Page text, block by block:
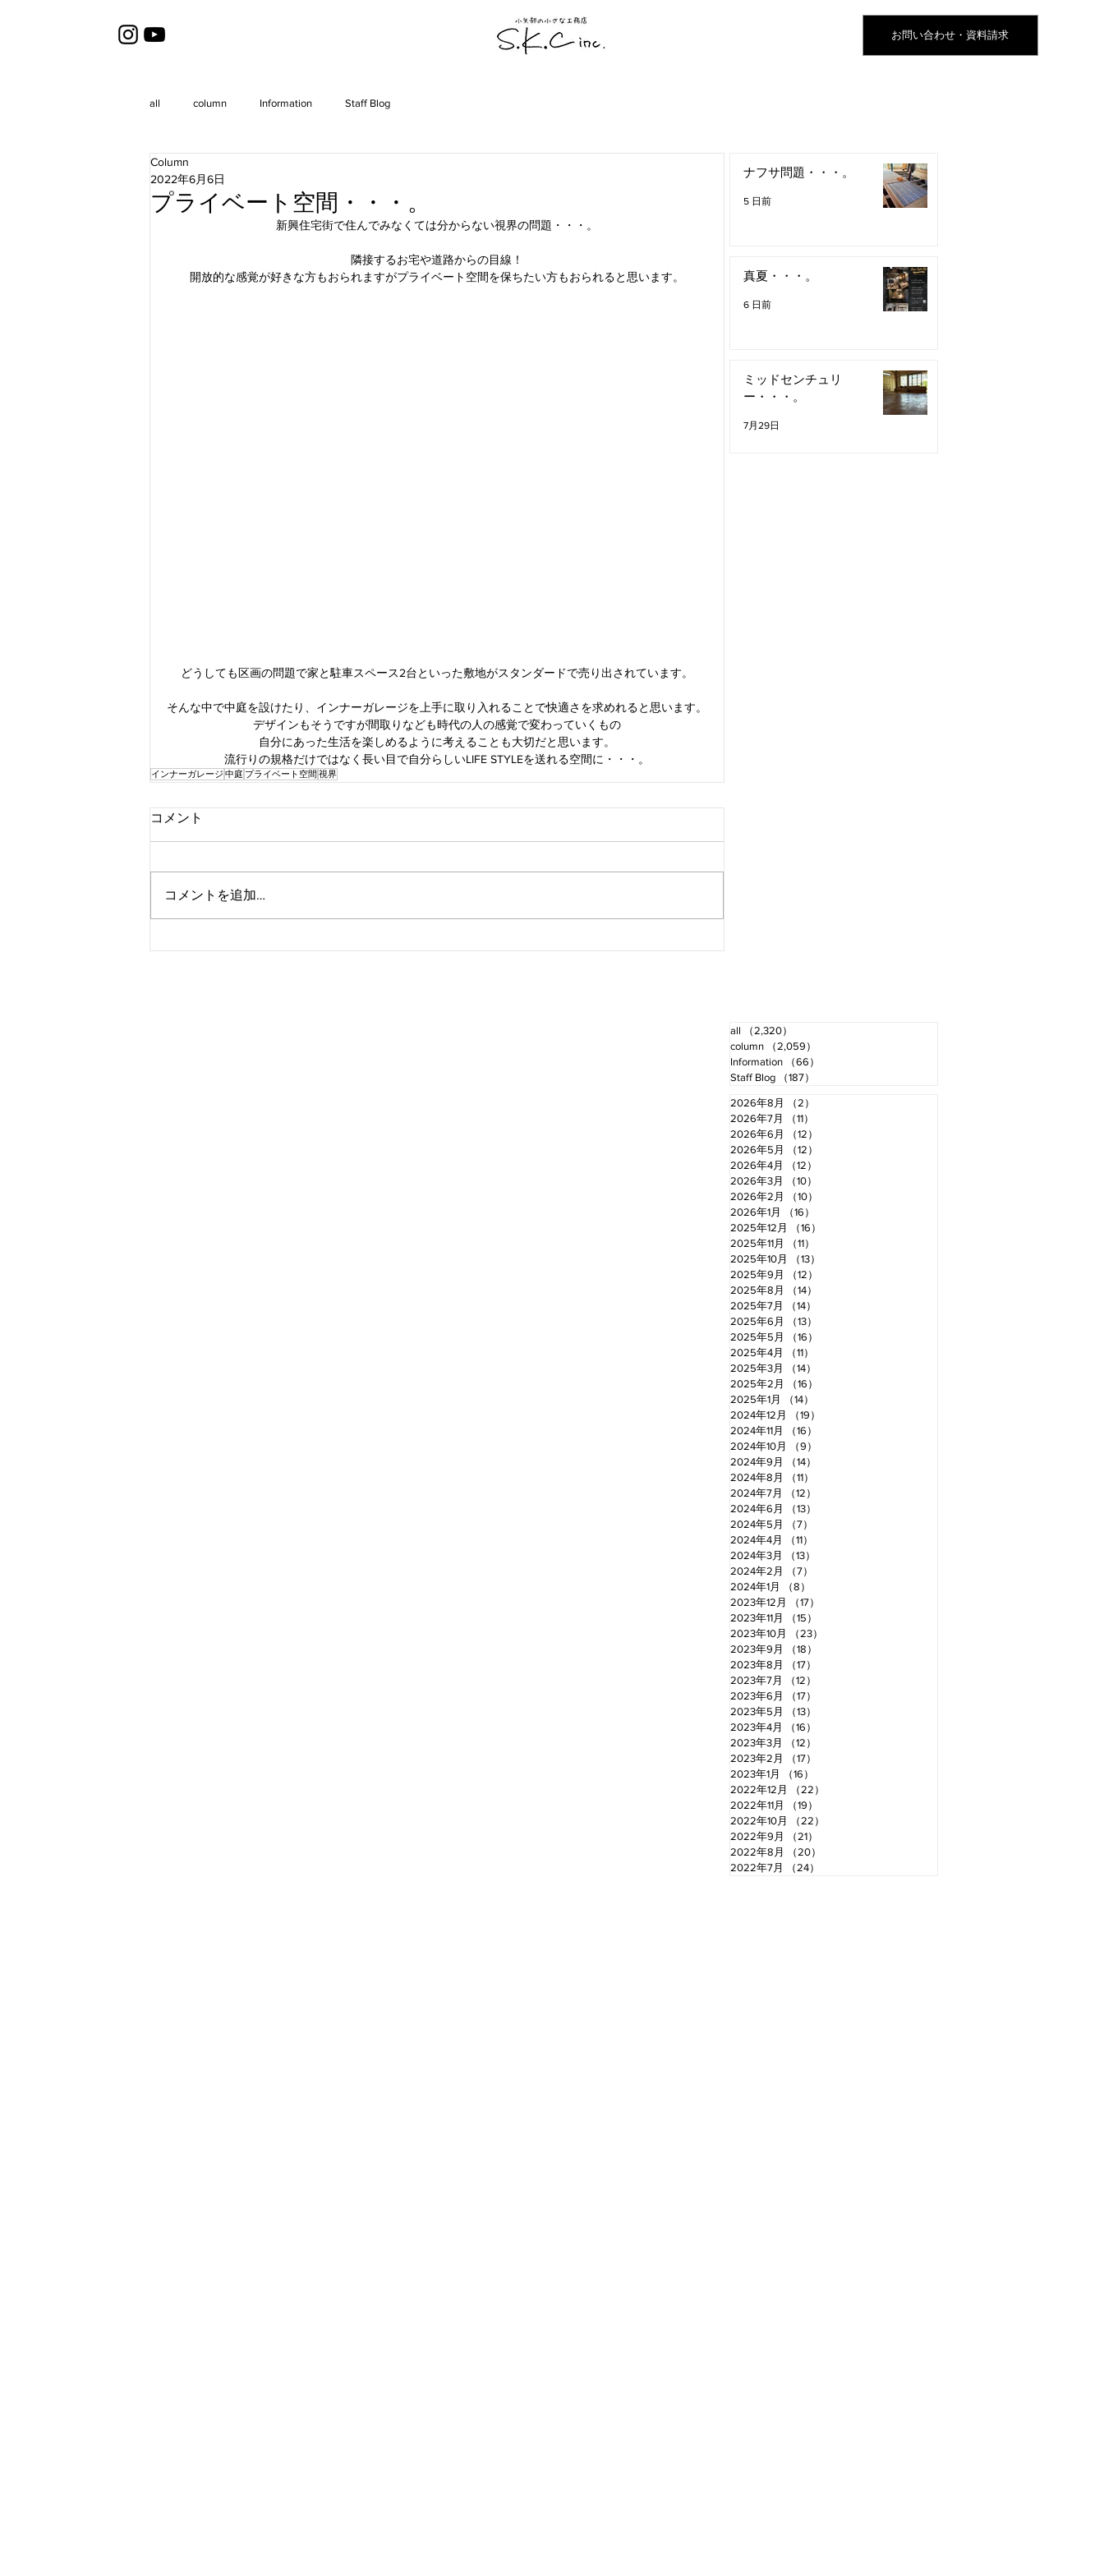
お問い合わせ・資料請求
all column Information Staff Blog
プライベート空間・・・。
Column
2022年6月6日
新興住宅街で住んでみなくては分からない視界の問題・・・。
隣接するお宅や道路からの目線！
開放的な感覚が好きな方もおられますがプライベート空間を保ちたい方もおられると思います。
どうしても区画の問題で家と駐車スペース2台といった敷地がスタンダードで売り出されています。
そんな中で中庭を設けたり、インナーガレージを上手に取り入れることで快適さを求めれると思います。
デザインもそうですが間取りなども時代の人の感覚で変わっていくもの
自分にあった生活を楽しめるように考えることも大切だと思います。
流行りの規格だけではなく長い目で自分らしいLIFE STYLEを送れる空間に・・・。
インナーガレージ 中庭 プライベート空間 視界
コメント
コメントを追加…
ナフサ問題・・・。
5 日前
真夏・・・。
6 日前
ミッドセンチュリ
ー・・・。
7月29日
all （2,320）
column
（2,059）
Information
（66）
Staff Blog
（187）
2026年8月 （2）
2026年7月
（11）
2026年6月
（12）
2026年5月
（12）
2026年4月
（12）
2026年3月
（10）
2026年2月
（10）
2026年1月
（16）
2025年12月
（16）
2025年11月
（11）
2025年10月
（13）
2025年9月
（12）
2025年8月
（14）
2025年7月
（14）
2025年6月
（13）
2025年5月
（16）
2025年4月
（11）
2025年3月
（14）
2025年2月
（16）
2025年1月
（14）
2024年12月
（19）
2024年11月
（16）
2024年10月
（9）
2024年9月
（14）
2024年8月
（11）
2024年7月
（12）
2024年6月
（13）
2024年5月
（7）
2024年4月
（11）
2024年3月
（13）
2024年2月
（7）
2024年1月
（8）
2023年12月
（17）
2023年11月
（15）
2023年10月
（23）
2023年9月
（18）
2023年8月
（17）
2023年7月
（12）
2023年6月
（17）
2023年5月
（13）
2023年4月
（16）
2023年3月
（12）
2023年2月
（17）
2023年1月
（16）
2022年12月
（22）
2022年11月
（19）
2022年10月
（22）
2022年9月
（21）
2022年8月
（20）
2022年7月
（24）